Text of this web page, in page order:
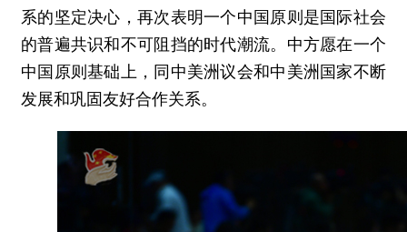
系的坚定决心，再次表明一个中国原则是国际社会
的普遍共识和不可阻挡的时代潮流。中方愿在一个
中国原则基础上，同中美洲议会和中美洲国家不断
发展和巩固友好合作关系。